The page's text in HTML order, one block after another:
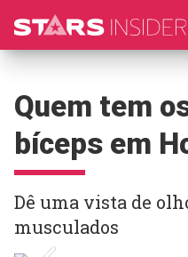
Quem tem
bíceps em
Dê uma vista de
musculados